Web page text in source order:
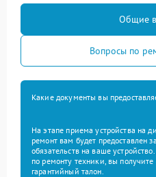
Общие
Вопросы по
Какие документы вы
На этапе приема устройства на
ремонт вам будет предоставлен
обязательств на ваше
по ремонту техники, вы
гарантийный талон.